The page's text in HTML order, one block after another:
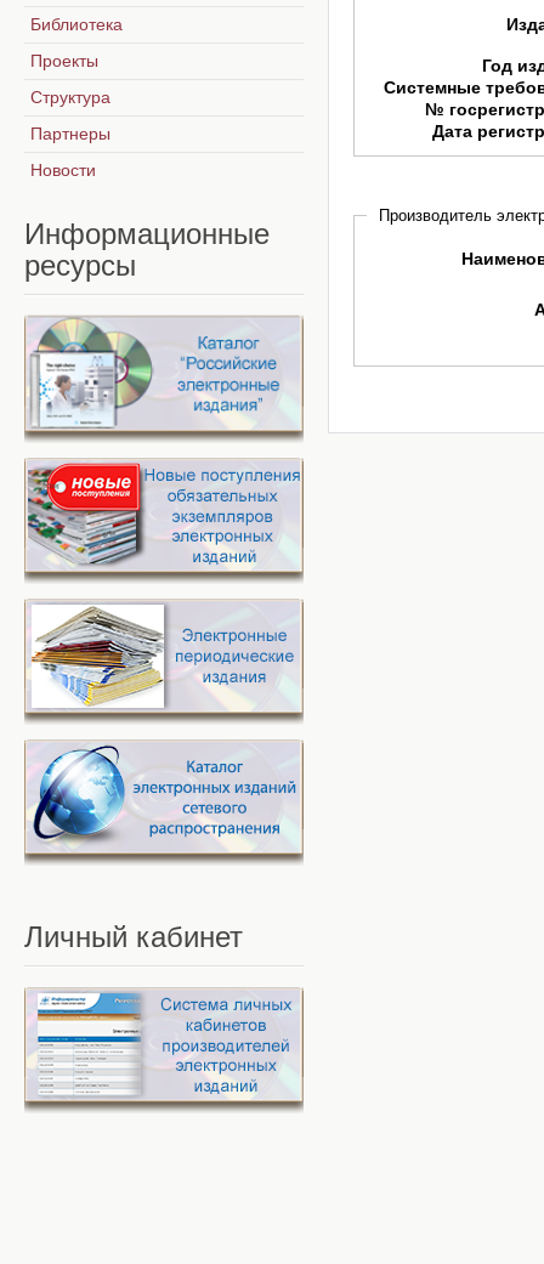
Год
Системные
№
Дата
Производитель
Библиотека
Проекты
Структура
Партнеры
Новости
Информационные
ресурсы
Личный кабинет